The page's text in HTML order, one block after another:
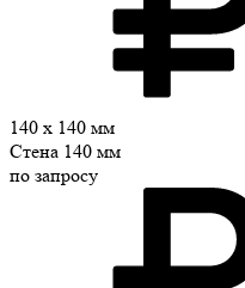
140 x 140 мм
Стена 140 мм
по запросу